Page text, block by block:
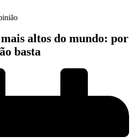
altos do mundo: por
basta